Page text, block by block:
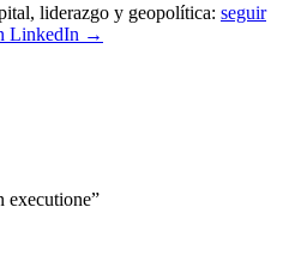
liderazgo y geopolítica: seguir
LinkedIn →
executione”